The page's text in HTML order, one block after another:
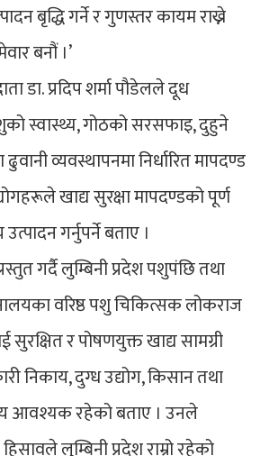
बृद्धि गर्ने र गुणस्तर कायम राख्ने
बनौं ।’
डा. प्रदिप शर्मा पौडेलले दूध
स्वास्थ्य, गोठको सरसफाइ, दुहुने
ढुवानी व्यवस्थापनमा निर्धारित मापदण्ड
खाद्य सुरक्षा मापदण्डको पूर्ण
गर्नुपर्ने बताए ।
गर्दै लुम्बिनी प्रदेश पशुपंछि तथा
वरिष्ठ पशु चिकित्सक लोकराज
र पोषणयुक्त खाद्य सामग्री
निकाय, दुग्ध उद्योग, किसान तथा
आवश्यक रहेको बताए । उनले
लुम्बिनी प्रदेश राम्रो रहेको